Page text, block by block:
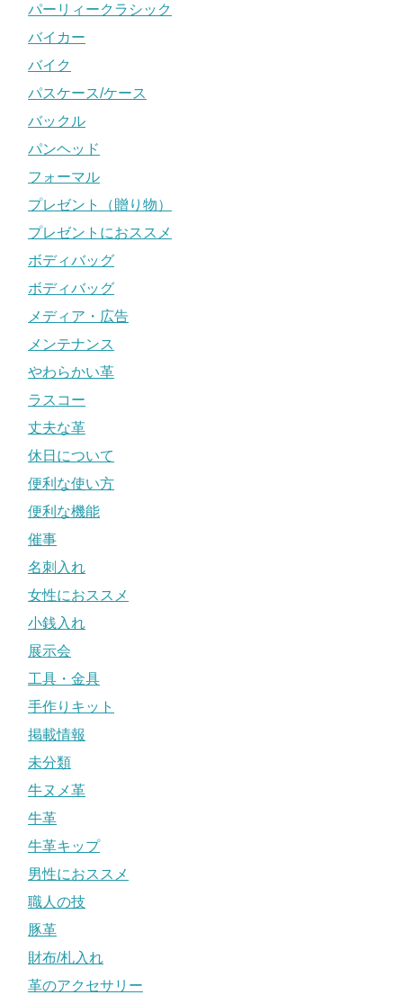
パーリィークラシック
バイカー
バイク
パスケース/ケース
バックル
パンヘッド
フォーマル
プレゼント（贈り物）
プレゼントにおススメ
ボディバッグ
ボディバッグ
メディア・広告
メンテナンス
やわらかい革
ラスコー
丈夫な革
休日について
便利な使い方
便利な機能
催事
名刺入れ
女性におススメ
小銭入れ
展示会
工具・金具
手作りキット
掲載情報
未分類
牛ヌメ革
牛革
牛革キップ
男性におススメ
職人の技
豚革
財布/札入れ
革のアクセサリー